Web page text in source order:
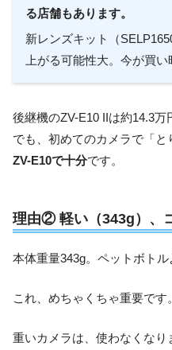
る店舗もあります。
新レンズキット（
上がる可能性大。今が買い
後継機のZV-E10 IIは約14.3万
でも、初めてのカメラで「と
ZV-E10で十分です。
理由② 軽い（343g）、
本体重量343g。ペットボトル
これ、めちゃくちゃ重要です。
重いカメラは、使わなくなり